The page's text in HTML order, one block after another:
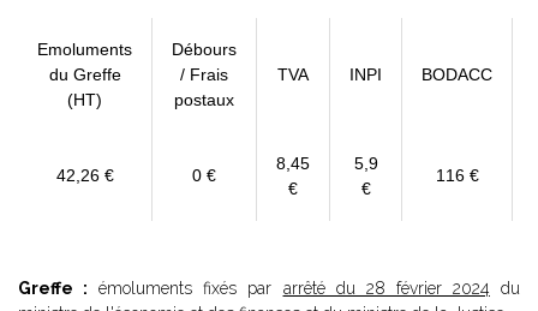
Emoluments
du Greffe
(HT)
Débours
/ Frais
postaux
TVA INPI BODACC
42,26 € 0 €
8,45
€
5,9
€
116 €
Greffe : émoluments fixés par arrêté du 28 février 2024 du